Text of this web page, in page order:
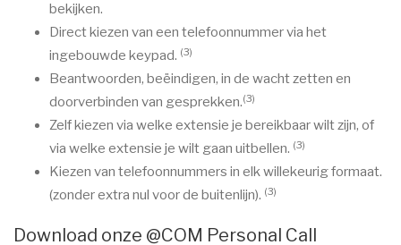
bekijken.
Direct kiezen van een telefoonnummer via het
ingebouwde keypad. (3)
Beantwoorden, beëindigen, in de wacht zetten en
doorverbinden van gesprekken.(3)
Zelf kiezen via welke extensie je bereikbaar wilt zijn, of
via welke extensie je wilt gaan uitbellen. (3)
Kiezen van telefoonnummers in elk willekeurig formaat.
(zonder extra nul voor de buitenlijn). (3)
Download onze @COM Personal Call